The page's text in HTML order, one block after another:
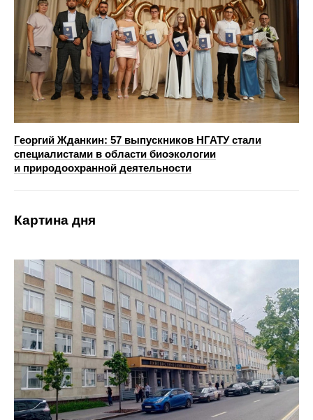
Георгий Жданкин: 57 выпускников НГАТУ стали
специалистами в области биоэкологии
и природоохранной деятельности
Картина дня